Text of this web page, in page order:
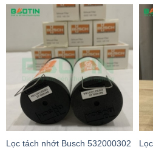
Lọc tách nhớt Busch 532000302